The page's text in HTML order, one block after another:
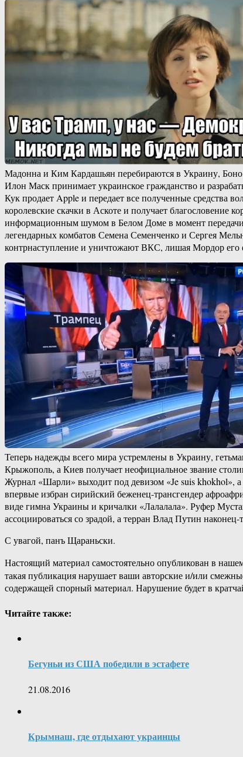
Мадонна и Ким Кардашьян перебираются в Украину,
Илон Маск принимает украинское гражданство и
Кук продает Apple и передает все полученные
королевские скачки в Аскоте и получает
информационным шумом в Белом Доме в момент
легендарных комбатов Семена Семенченко и Сергея
контрнаступление и уничтожают ВКС, лишая Мордор его
Теперь надежды всего мира устремлены в Украину,
Крыжополь, а Киев получает неофициальное звание
Журнал «Шарли» выходит под девизом «Je suis khokhol»,
впервые избран сирийский беженец-трансгендер
виде гимна Украины и кричалки «Лалалала». Руфер
ассоциироваться со зрадой, а терран Влад Путин
С увагой, панъ Щараньски.
Настоящий материал самостоятельно опубликован в
такая публикация нарушает ваши авторские и/или
содержащей спорный материал. Нарушение будет в
Читайте также:
Бегуньи из США победили в эстафете
21.08.2016
Крымнаш, где отдыхают украинцы